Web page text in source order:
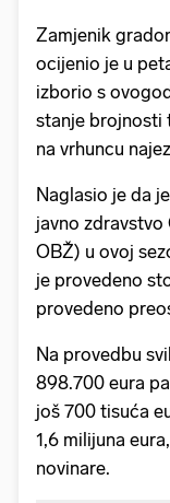
Zamjenik
ocijenio je u
izborio s
stanje brojnosti
na vrhuncu
Naglasio je da
javno
OBŽ) u ovoj
je provedeno
provedeno
Na provedbu
898.700 eura
još 700 tisuća
1,6 milijuna
novinare.